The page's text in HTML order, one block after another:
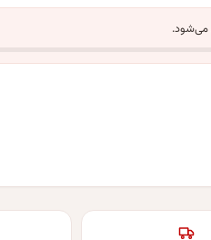
می‌شود.